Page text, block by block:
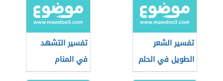
تفسير الشعر
الطويل في الحلم
تفسير التشهد
في المنام